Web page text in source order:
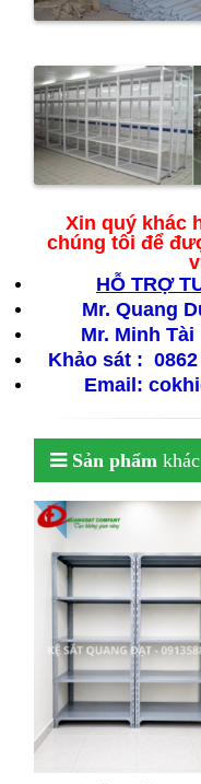
Xin quý khác
chúng tôi để
HỖ​ TRỢ
Mr. Quang
Mr. Minh
Khảo sát : 0862
Email:
Sản phẩm khác